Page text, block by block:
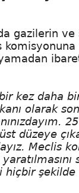
gazilerin ve
kez daha
olarak
düzeye
Meclis
şekilde